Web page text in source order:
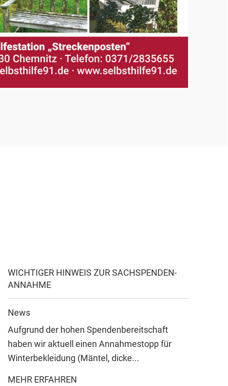
WICHTIGER HINWEIS ZUR SACHSPENDEN-
ANNAHME
News
Aufgrund der hohen Spendenbereitschaft
haben wir aktuell einen Annahmestopp für
Winterbekleidung (Mäntel, dicke...
MEHR ERFAHREN